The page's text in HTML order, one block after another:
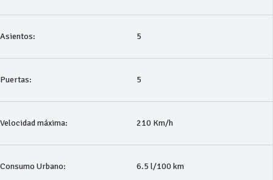
Asientos: 5
Puertas: 5
Velocidad máxima: 210 Km/h
Consumo Urbano: 6.5 l/100 km